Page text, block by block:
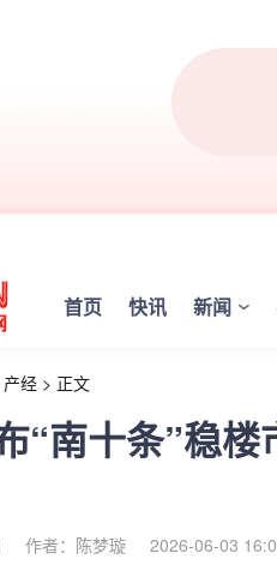
首页 快讯 新闻
产经 > 正文
“南十条”稳
作者：陈梦璇 2026-06-03